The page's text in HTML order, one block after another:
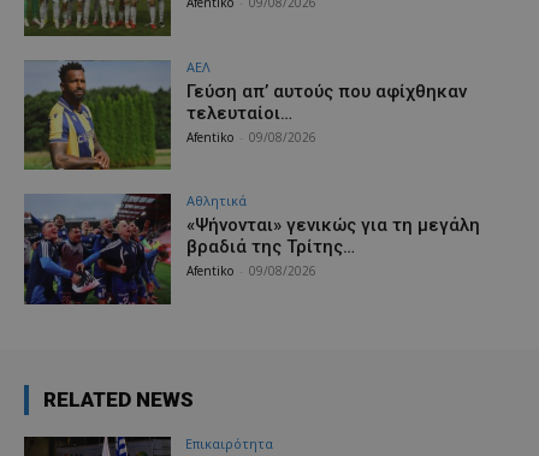
ΑΕΛ
Γεύση απ’ αυτούς που αφίχθηκαν
τελευταίοι…
Afentiko 09/08/2026
Αθλητικά
«Ψήνονται» γενικώς για τη μεγάλη
βραδιά της Τρίτης…
Afentiko 09/08/2026
RELATED NEWS
Επικαιρότητα